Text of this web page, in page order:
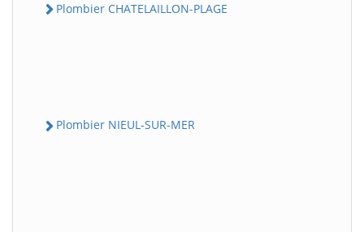
Plombier CHATELAILLON-PLAGE
Plombier NIEUL-SUR-MER